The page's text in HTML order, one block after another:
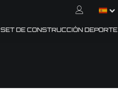
SET DE CONSTRUCCIÓN DEPORTE